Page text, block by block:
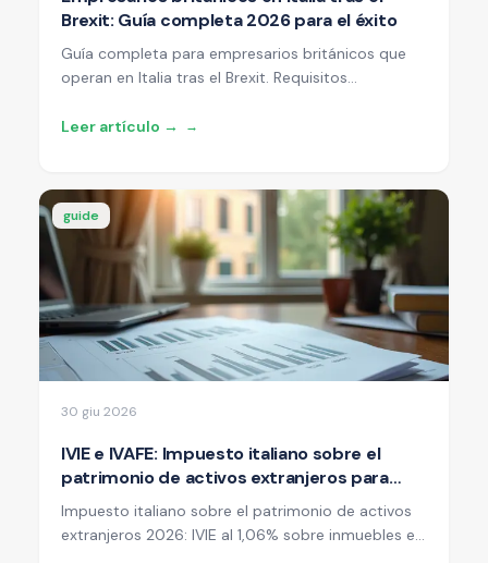
Brexit: Guía completa 2026 para el éxito
Guía completa para empresarios británicos que
operan en Italia tras el Brexit. Requisitos
consideraciones fiscales y oportunidades de
Leer artículo → →
guide
30 giu 2026
IVIE e IVAFE: Impuesto italiano sobre el
patrimonio de activos extranjeros para
expatriados 2026
Impuesto italiano sobre el patrimonio de activos
extranjeros 2026: IVIE al 1,06% sobre inmuebles en